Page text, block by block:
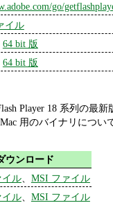
go/
イル
64 bit 版
64 bit 版
Player 18 系列の最新
用のバイナリにつ
ウンロード
ル、 MSI ファイル
ル、 MSI ファイル